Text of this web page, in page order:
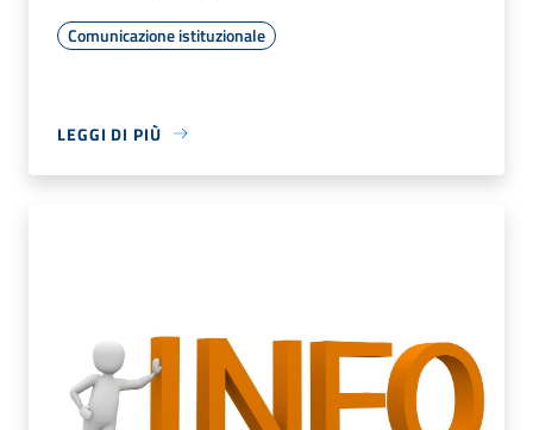
Comunicazione istituzionale
LEGGI DI PIÙ